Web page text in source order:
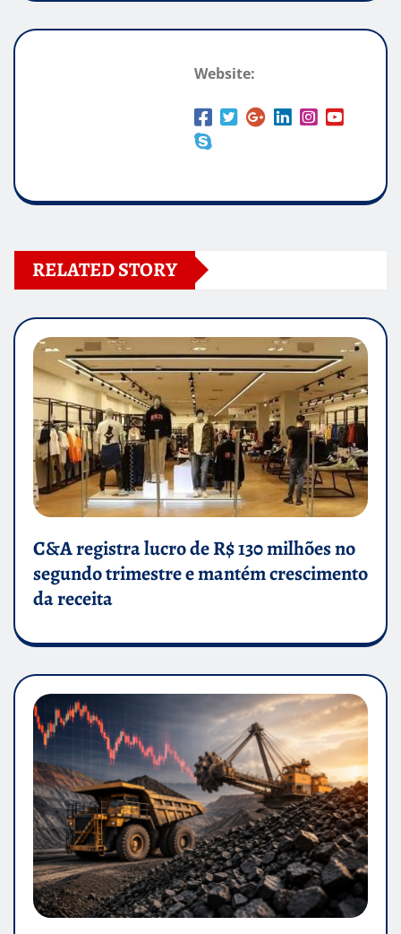
Website:
RELATED STORY
C&A registra lucro de R$ 130 milhões no
segundo trimestre e mantém crescimento
da receita